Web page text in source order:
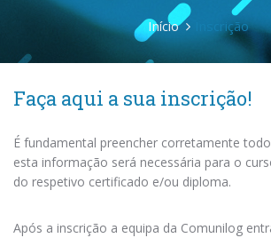
Início Inscrição
Faça aqui a sua inscrição!
É fundamental preencher corretamente
esta informação será necessária para o
do respetivo certificado e/ou diploma.
Após a inscrição a equipa da Comunilog